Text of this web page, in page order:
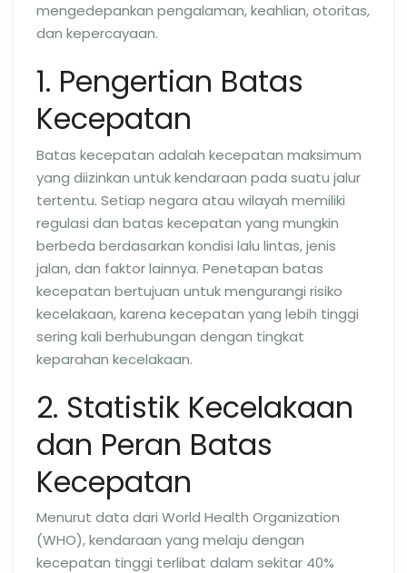
mengedepankan pengalaman, keahlian, otoritas,
dan kepercayaan.
1. Pengertian Batas
Kecepatan
Batas kecepatan adalah kecepatan maksimum
yang diizinkan untuk kendaraan pada suatu jalur
tertentu. Setiap negara atau wilayah memiliki
regulasi dan batas kecepatan yang mungkin
berbeda berdasarkan kondisi lalu lintas, jenis
jalan, dan faktor lainnya. Penetapan batas
kecepatan bertujuan untuk mengurangi risiko
kecelakaan, karena kecepatan yang lebih tinggi
sering kali berhubungan dengan tingkat
keparahan kecelakaan.
2. Statistik Kecelakaan
dan Peran Batas
Kecepatan
Menurut data dari World Health Organization
(WHO), kendaraan yang melaju dengan
kecepatan tinggi terlibat dalam sekitar 40%